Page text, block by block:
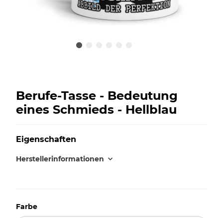
Berufe-Tasse - Bedeutung
eines Schmieds - Hellblau
Eigenschaften
Herstellerinformationen
Farbe